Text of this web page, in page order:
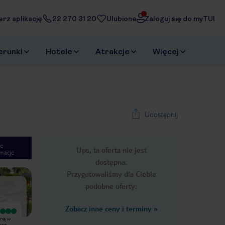
aplikację 22 270 31 20 Ulubione Zaloguj się do myTUI
Hotele Atrakcje Więcej
Udostępnij
Ups, ta oferta nie jest
dostępna.
Przygotowaliśmy dla Ciebie
podobne oferty:
Zobacz inne ceny i terminy »
Next slide
1/41
w
Wyjątkowy